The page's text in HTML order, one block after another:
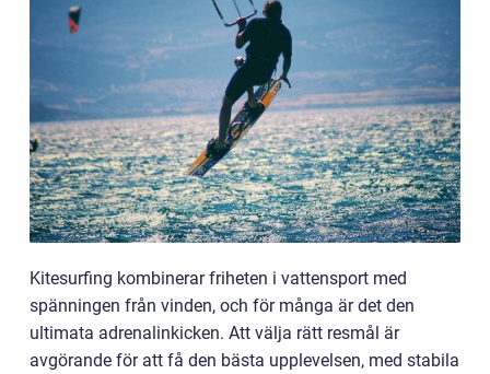
Kitesurfing kombinerar friheten i vattensport med
spänningen från vinden, och för många är det den
ultimata adrenalinkicken. Att välja rätt resmål är
avgörande för att få den bästa upplevelsen, med stabila